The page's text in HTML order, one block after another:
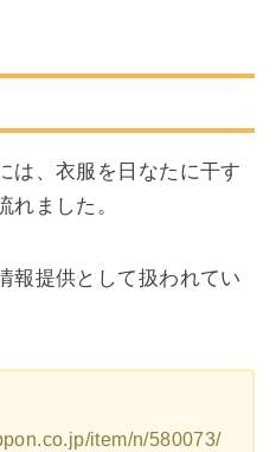
は、衣服を日なたに干す
れました。
報提供として扱われてい
item/n/580073/